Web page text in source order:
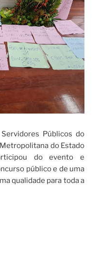
Públicos do
do Estado
do evento e
público e de uma
qualidade para toda a